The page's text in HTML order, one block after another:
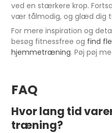
ved en stærkere krop.
vær tålmodig, og glæd dig
For mere inspiration og
besøg fitnessfree og find
hjemmetræning. Pøj pøj
FAQ
Hvor lang tid
træning?